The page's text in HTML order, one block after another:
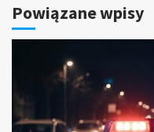
Powiązane wpisy